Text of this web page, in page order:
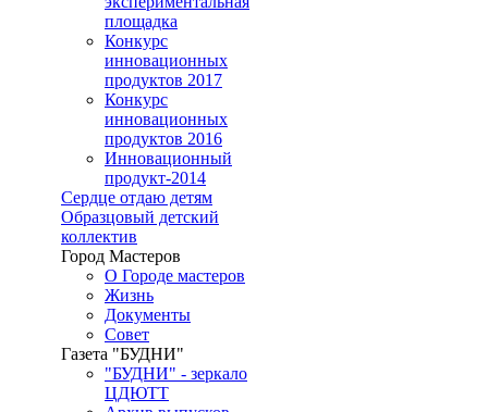
площадка
Конкурс
инновационных
продуктов 2017
Конкурс
инновационных
продуктов 2016
Инновационный
продукт-2014
Сердце отдаю детям
Образцовый детский
коллектив
Город Мастеров
О Городе мастеров
Жизнь
Документы
Совет
Газета "БУДНИ"
"БУДНИ" - зеркало
ЦДЮТТ